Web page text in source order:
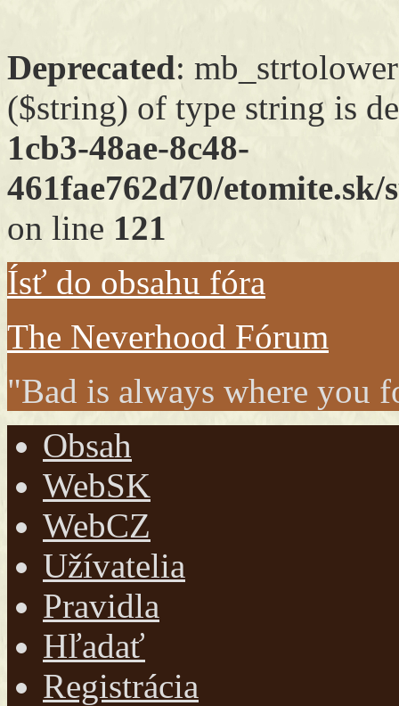
Deprecated:
($string) of type string is
1cb3-48ae-8c48-
461fae762d70/
on line 121
Ísť do obsahu fóra
The Neverhood Fórum
"Bad is always where you
Obsah
WebSK
WebCZ
Užívatelia
Pravidla
Hľadať
Registrácia